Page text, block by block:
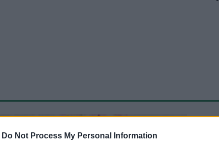
Do Not Process My Personal Information